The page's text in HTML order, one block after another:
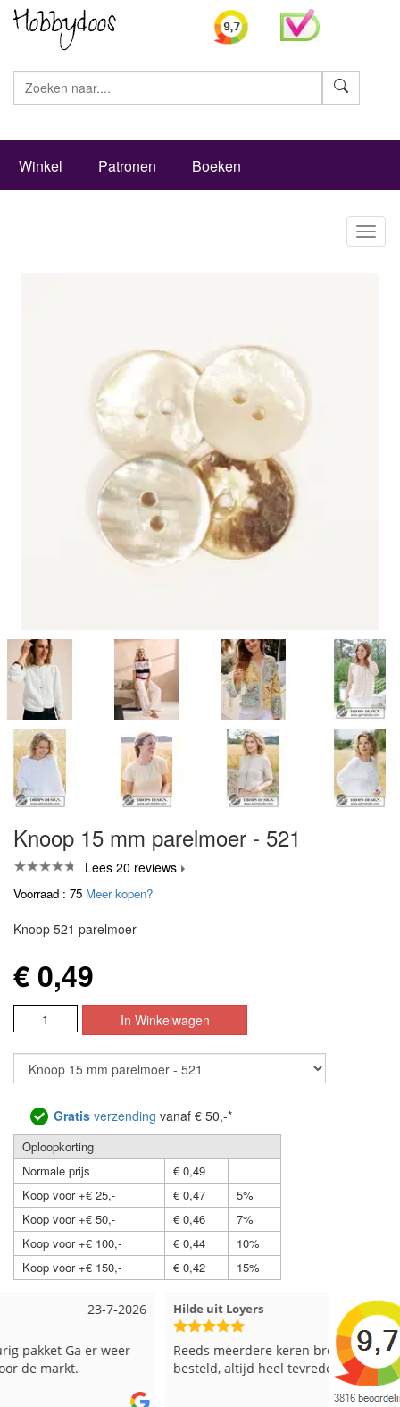
Winkel Patronen Boeken
Knoop 15 mm parelmoer - 521
Lees 20 reviews
Voorraad : 75 Meer kopen?
Knoop 521 parelmoer
€ 0,49
Gratis verzending vanaf € 50,-*
Oploopkorting
Normale prijs
€ 0,49
Koop voor +€ 25,-
€ 0,47
5%
Koop voor +€ 50,-
€ 0,46
7%
Koop voor +€ 100,-
€ 0,44
10%
Koop voor +€ 150,-
€ 0,42 15%
17-7-2026
Hilde uit Loyers
Reeds meerdere keren breigaren en breinaalden
besteld, altijd heel tevreden over de service.
Loes uit
Snelle